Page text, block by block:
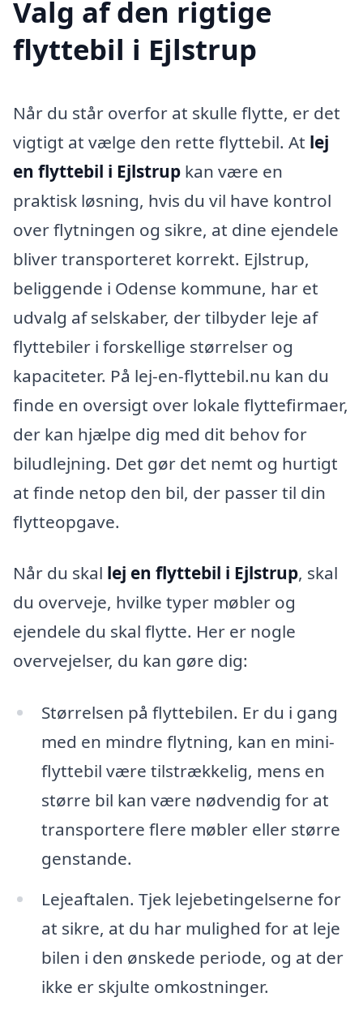
Valg af den rigtige
flyttebil i Ejlstrup
Når du står overfor at skulle flytte, er det
vigtigt at vælge den rette flyttebil. At lej
en flyttebil i Ejlstrup kan være en
praktisk løsning, hvis du vil have kontrol
over flytningen og sikre, at dine ejendele
bliver transporteret korrekt. Ejlstrup,
beliggende i Odense kommune, har et
udvalg af selskaber, der tilbyder leje af
flyttebiler i forskellige størrelser og
kapaciteter. På lej-en-flyttebil.nu kan du
finde en oversigt over lokale flyttefirmaer,
der kan hjælpe dig med dit behov for
biludlejning. Det gør det nemt og hurtigt
at finde netop den bil, der passer til din
flytteopgave.
Når du skal lej en flyttebil i Ejlstrup, skal
du overveje, hvilke typer møbler og
ejendele du skal flytte. Her er nogle
overvejelser, du kan gøre dig:
Størrelsen på flyttebilen. Er du i gang
med en mindre flytning, kan en mini-
flyttebil være tilstrækkelig, mens en
større bil kan være nødvendig for at
transportere flere møbler eller større
genstande.
Lejeaftalen. Tjek lejebetingelserne for
at sikre, at du har mulighed for at leje
bilen i den ønskede periode, og at der
ikke er skjulte omkostninger.